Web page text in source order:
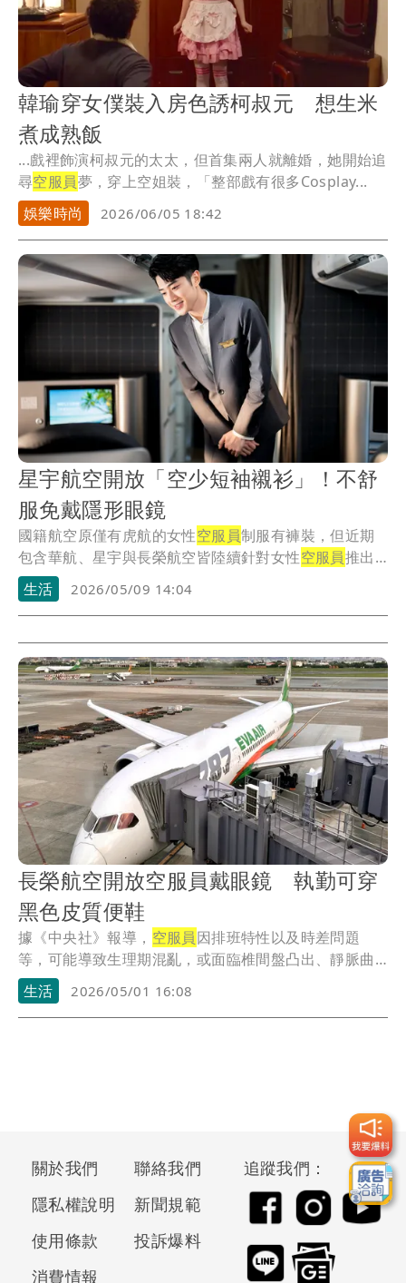
韓瑜穿女僕裝入房色誘柯叔元 想生米
煮成熟飯
...戲裡飾演柯叔元的太太，但首集兩人就離婚，她開始追
尋空服員夢，穿上空姐裝，「整部戲有很多Cosplay...
娛樂時尚
2026/06/05 18:42
星宇航空開放「空少短袖襯衫」！不舒
服免戴隱形眼鏡
國籍航空原僅有虎航的女性空服員制服有褲裝，但近期
包含華航、星宇與長榮航空皆陸續針對女性空服員推出
褲裝...
生活 2026/05/09 14:04
長榮航空開放空服員戴眼鏡 執勤可穿
黑色皮質便鞋
據《中央社》報導， 空服員因排班特性以及時差問題
等，可能導致生理期混亂，或面臨椎間盤凸出、靜脈曲
張等職...
生活 2026/05/01 16:08
關於我們
聯絡我們
隱私權說明
新聞規範
使用條款
投訴爆料
消費情報
追蹤我們：